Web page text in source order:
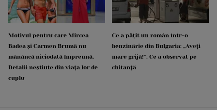
Motivul pentru care Mircea
Badea și Carmen Brumă nu
mănâncă niciodată împreună.
Detalii neștiute din viața lor de
cuplu
Ce a pățit un român într-o
benzinărie din Bulgaria: „Aveți
mare grijă!”. Ce a observat pe
chitanță